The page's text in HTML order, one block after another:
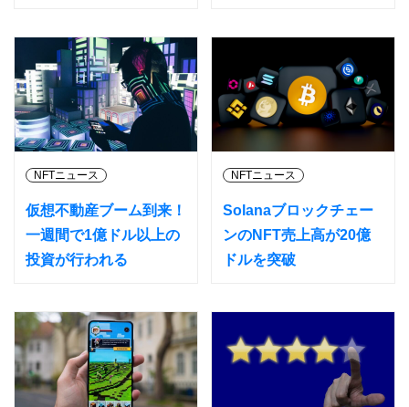
NFTニュース
仮想不動産ブーム到来！
一週間で1億ドル以上の
投資が行われる
NFTニュース
Solanaブロックチェー
ンのNFT売上高が20億
ドルを突破